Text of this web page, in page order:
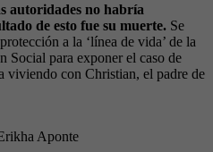
autoridades no habría
de esto fue su muerte. Se
a la ‘línea de vida’ de la
Social para exponer el caso de
viviendo con Christian, el padre de
Aponte